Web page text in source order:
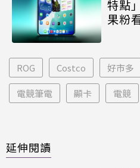
特點
果粉
ROG Costco 好市多
電競筆電 顯卡 電競
延伸閱讀